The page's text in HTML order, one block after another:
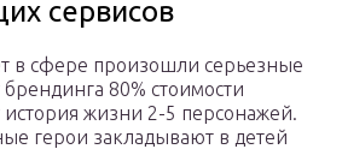
сервисов
в сфере произошли серьезные
80% стоимости
история жизни 2-5 персонажей.
герои закладывают в детей